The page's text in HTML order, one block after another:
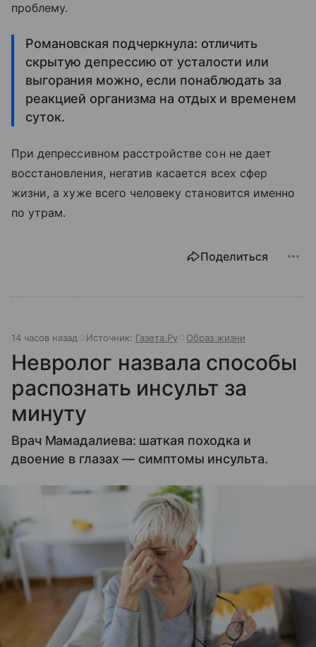
проблему.
Романовская подчеркнула: отличить
скрытую депрессию от усталости или
выгорания можно, если понаблюдать за
реакцией организма на отдых и временем
суток.
При депрессивном расстройстве сон не дает
восстановления, негатив касается всех сфер
жизни, а хуже всего человеку становится именно
по утрам.
Поделиться
14 часов назад Источник: Газета.Ру Образ жизни
Невролог назвала способы
распознать инсульт за
минуту
Врач Мамадалиева: шаткая походка и
двоение в глазах — симптомы инсульта.